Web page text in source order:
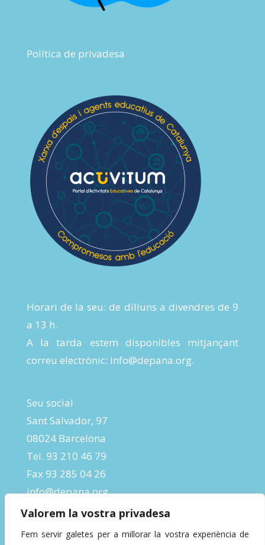
Valorem la vostra privadesa
Fem servir galetes per a millorar la vostra experiència de
Política de privadesa
Horari de la seu: de dilluns a divendres de 9
a 13 h.
A la tarda estem disponibles mitjançant
correu electrònic: info@depana.org.
Seu social
Sant Salvador, 97
08024 Barcelona
Tel. 93 210 46 79
Fax 93 285 04 26
info@depana.org